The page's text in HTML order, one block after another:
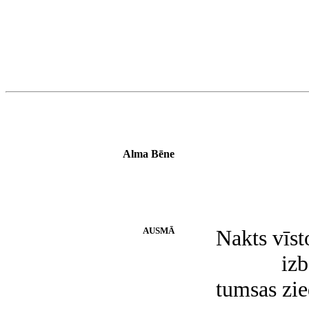
Alma Bēne
AUSMĀ
Nakts
tumsas